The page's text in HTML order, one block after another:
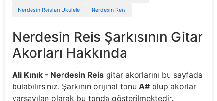
Nerdesin Reisları Ukulele Nerdesin Reis
Nerdesin Reis Şarkısının Gitar
Akorları Hakkında
Ali Kınık – Nerdesin Reis gitar akorlarını bu sayfada
bulabilirsiniz. Şarkının orijinal tonu A# olup akorlar
varsayılan olarak bu tonda gösterilmektedir.